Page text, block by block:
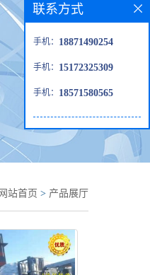
网站首页 > 产品展厅
联系方式
手机： 18871490254
手机： 15172325309
手机： 18571580565